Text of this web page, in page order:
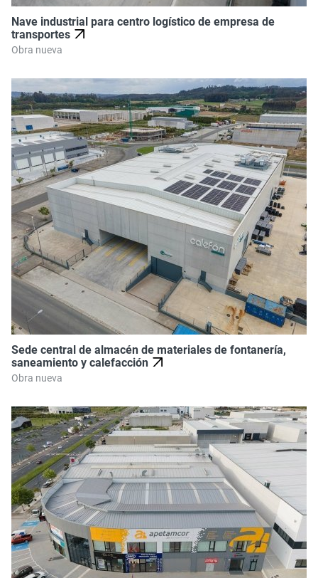
Nave industrial para centro logístico de empresa de
transportes
Obra nueva
Sede central de almacén de materiales de fontanería,
saneamiento y calefacción
Obra nueva